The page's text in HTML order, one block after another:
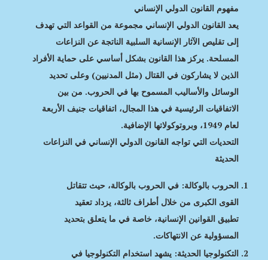
مفهوم القانون الدولي الإنساني
يعد القانون الدولي الإنساني مجموعة من القواعد التي تهدف
إلى تقليص الآثار الإنسانية السلبية الناتجة عن النزاعات
المسلحة. يركز هذا القانون بشكل أساسي على حماية الأفراد
الذين لا يشاركون في القتال (مثل المدنيين) وعلى تحديد
الوسائل والأساليب المسموح بها في الحروب. من بين
الاتفاقيات الرئيسية في هذا المجال، اتفاقيات جنيف الأربعة
لعام 1949، وبروتوكولاتها الإضافية.
التحديات التي تواجه القانون الدولي الإنساني في النزاعات
الحديثة
الحروب بالوكالة: في الحروب بالوكالة، حيث تتقاتل
القوى الكبرى من خلال أطراف ثالثة، يزداد تعقيد
تطبيق القوانين الإنسانية، خاصة في ما يتعلق بتحديد
المسؤولية عن الانتهاكات.
التكنولوجيا الحديثة: يشهد استخدام التكنولوجيا في